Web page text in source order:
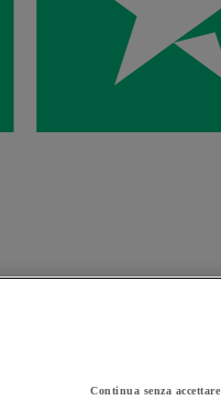
Continua senza accettare